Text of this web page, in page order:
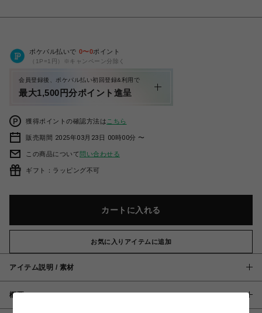
ポケパル払いで 0〜0ポイント
（1P=1円）※キャンペーン分除く
会員登録後、ポケパル払い初回登録&利用で
最大1,500円分ポイント進呈
獲得ポイントの確認方法は こちら
販売期間 2025年03月23日 00時00分 〜
この商品について問い合わせる
ギフト：ラッピング不可
カートに入れる
お気に入りアイテムに追加
アイテム説明 / 素材
概要